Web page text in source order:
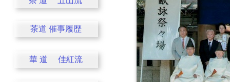
茶道 催事履歴
華 道 佳紅流